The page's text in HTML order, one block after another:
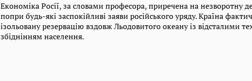
Економіка Росії, за словами професора, приречена на незворотну
попри будь-які заспокійливі заяви російського уряду. Країна
ізольовану резервацію вздовж Льодовитого океану із відсталими
збіднінням населення.